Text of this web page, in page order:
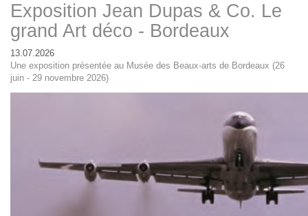
Exposition Jean Dupas & Co. Le
grand Art déco - Bordeaux
13.07.2026
Une exposition présentée au Musée des Beaux-arts de Bordeaux (26
juin - 29 novembre 2026)